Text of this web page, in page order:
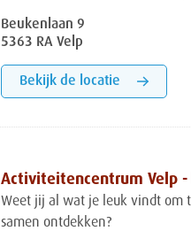
Beukenlaan 9
5363 RA Velp
Bekijk de locatie
Activiteitencentrum Velp
Weet jij al wat je leuk vindt om
samen ontdekken?